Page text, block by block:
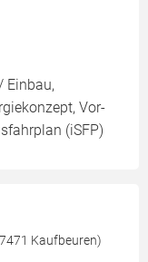
Einbau,
Vor-
(iSFP)
Kaufbeuren)